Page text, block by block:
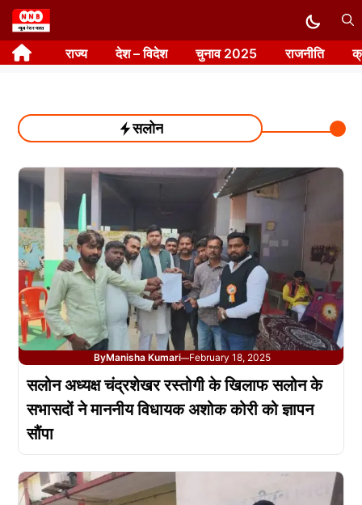
Skip
to
content राज्य देश – विदेश चुनाव 2025 राजनीति
सलोन
ByManisha Kumari—February 18, 2025
सलोन अध्यक्ष चंद्रशेखर रस्तोगी के खिलाफ सलोन के
सभासदों ने माननीय विधायक अशोक कोरी को ज्ञापन
सौंपा